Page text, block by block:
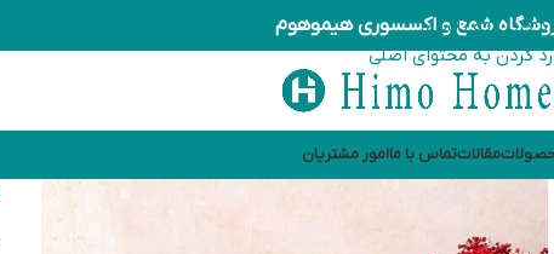
رد کردن به ناوبری
رد کردن به محتوای اصلی
شمع و اکسسوری هیموهوم
مقالاتتماس با ماامور مشتریان